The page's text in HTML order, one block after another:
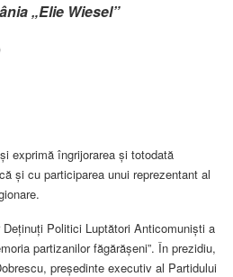
„Elie Wiesel”
exprimă îngrijorarea și totodată
și cu participarea unui reprezentant al
Deținuți Politici Luptători Anticomuniști a
partizanilor făgărășeni”. În prezidiu,
președinte executiv al Partidului